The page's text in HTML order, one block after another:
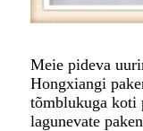
Meie pideva
Hongxiangi
tõmblukuga koti
lagunevate